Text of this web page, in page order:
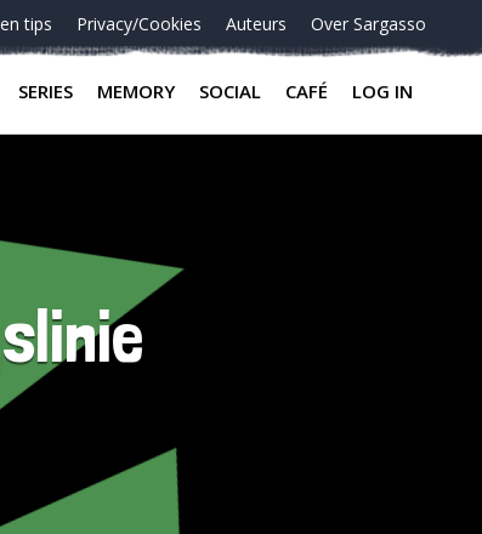
tips Privacy/Cookies Auteurs Over Sargasso
SERIES MEMORY SOCIAL CAFÉ LOG IN